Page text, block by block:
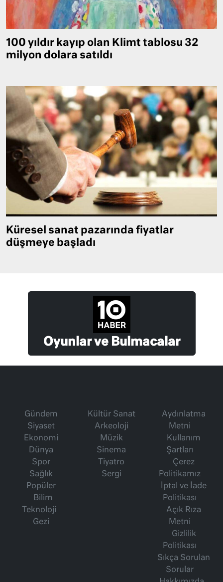
100 yıldır kayıp olan Klimt tablosu 32
milyon dolara satıldı
Küresel sanat pazarında fiyatlar
düşmeye başladı
Oyunlar ve Bulmacalar
Gündem
Siyaset
Ekonomi
Dünya
Spor
Sağlık
Popüler
Bilim
Teknoloji
Gezi
Kültür Sanat
Arkeoloji
Müzik
Sinema
Tiyatro
Sergi
Aydınlatma
Metni
Kullanım
Şartları
Çerez
Politikamız
İptal ve İade
Politikası
Açık Rıza
Metni
Gizlilik
Politikası
Sıkça Sorulan
Sorular